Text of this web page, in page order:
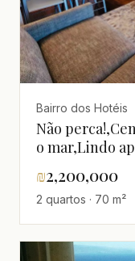
Bairro dos Hotéis
Não
o mar,Lindo
bom
superior com
₪2,200,000
2 quartos · 70 m²